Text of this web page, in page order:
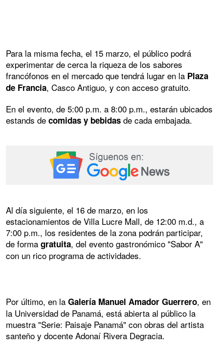
Para la misma fecha, el 15 marzo, el público podrá
experimentar de cerca la riqueza de los sabores
francófonos en el mercado que tendrá lugar en la Plaza
de Francia, Casco Antiguo, y con acceso gratuito.
En el evento, de 5:00 p.m. a 8:00 p.m., estarán ubicados
estands de comidas y bebidas de cada embajada.
Al día siguiente, el 16 de marzo, en los
estacionamientos de Villa Lucre Mall, de 12:00 m.d., a
7:00 p.m., los residentes de la zona podrán participar,
de forma gratuita, del evento gastronómico "Sabor A"
con un rico programa de actividades.
Por último, en la Galería Manuel Amador Guerrero, en
la Universidad de Panamá, está abierta al público la
muestra "Serie: Paisaje Panamá" con obras del artista
santeño y docente Adonaí Rivera Degracia.